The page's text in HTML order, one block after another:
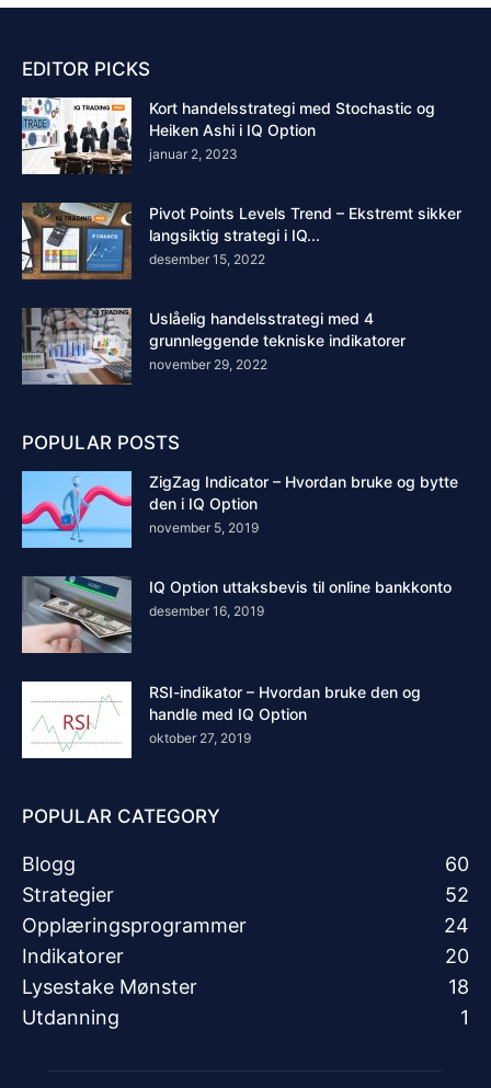
EDITOR PICKS
Kort handelsstrategi med Stochastic og
Heiken Ashi i IQ Option
januar 2, 2023
Pivot Points Levels Trend – Ekstremt sikker
langsiktig strategi i IQ...
desember 15, 2022
Uslåelig handelsstrategi med 4
grunnleggende tekniske indikatorer
november 29, 2022
POPULAR POSTS
ZigZag Indicator – Hvordan bruke og bytte
den i IQ Option
november 5, 2019
IQ Option uttaksbevis til online bankkonto
desember 16, 2019
RSI-indikator – Hvordan bruke den og
handle med IQ Option
oktober 27, 2019
POPULAR CATEGORY
Blogg
60
Strategier
52
Opplæringsprogrammer
24
Indikatorer
20
Lysestake Mønster
18
Utdanning
1